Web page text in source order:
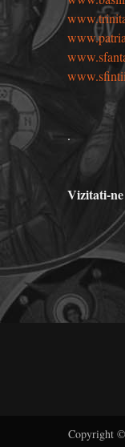
.
Vizitati-
Copyright